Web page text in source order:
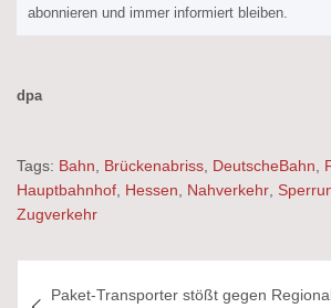
abonnieren und immer informiert bleiben.
dpa
Tags: Bahn Brückenabriss DeutscheBahn
Hauptbahnhof Hessen Nahverkehr
Zugverkehr
Paket-Transporter stößt gegen